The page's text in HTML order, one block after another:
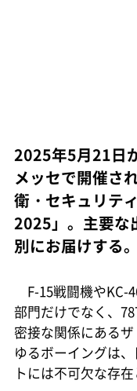
2025年5月21日
メッセで開催さ
衛・セキュリテ
2025」。主要な
別にお届けする。
F-15戦闘機やKC-
部門だけでなく、
密接な関係にある
ゆるボーイングは
トには不可欠な存在